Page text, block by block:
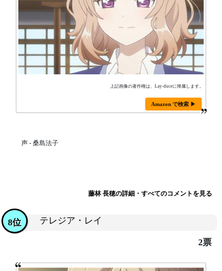
上記画像の著作権は、Lay-duceに帰属します。
Amazon で検索 ▶
声 - 桑島法子
藤林 長穂の詳細・すべてのコメントを見る
テレジア・レイ
8位
2票